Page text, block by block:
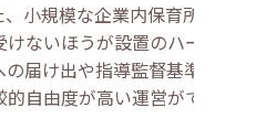
小規模な企業内保育所を提
ないほうが設置のハードル
届け出や指導監督基準を満
自由度が高い運営ができる